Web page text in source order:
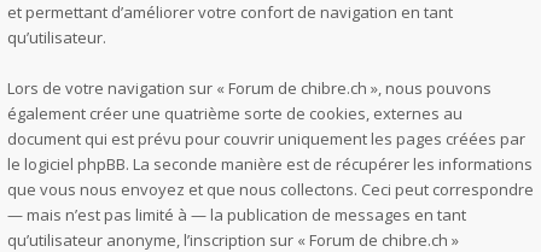
et permettant d’améliorer votre confort de navigation en tant
qu’utilisateur.
Lors de votre navigation sur « Forum de chibre.ch », nous pouvons
également créer une quatrième sorte de cookies, externes au
document qui est prévu pour couvrir uniquement les pages créées par
le logiciel phpBB. La seconde manière est de récupérer les informations
que vous nous envoyez et que nous collectons. Ceci peut correspondre
— mais n’est pas limité à — la publication de messages en tant
qu’utilisateur anonyme, l’inscription sur « Forum de chibre.ch »